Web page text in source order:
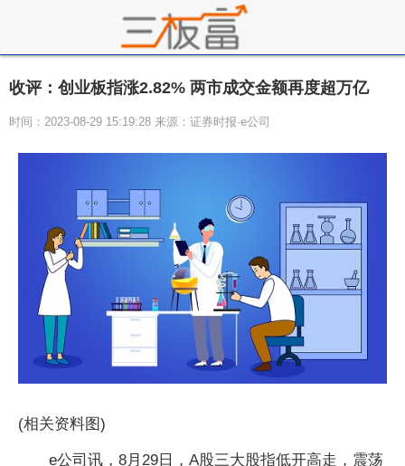
收评：创业板指涨2.82% 两市成交金额再度超万亿
时间：2023-08-29 15:19:28 来源：证券时报·e公司
(相关资料图)
e公司讯，8月29日，A股三大股指低开高走，震荡